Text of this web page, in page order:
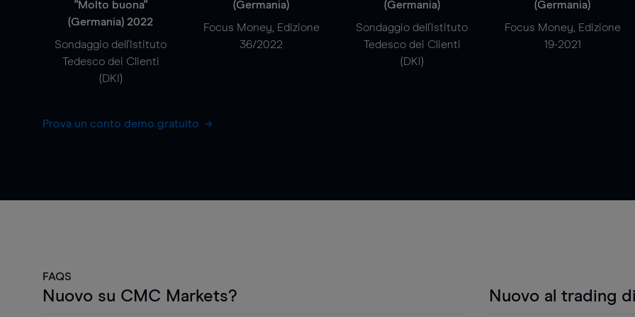
"Molto buona"
(Germania) 2022
Sondaggio dell'Istituto
Tedesco dei Clienti
(DKI)
(Germania)
Focus Money, Edizione
36/2022
(Germania)
Sondaggio dell'Istituto
Tedesco dei Clienti
(DKI)
(Germania)
Focus Money, Edizione
19-2021
Prova un conto demo gratuito
FAQS
Nuovo su CMC Markets? Nuovo al trading